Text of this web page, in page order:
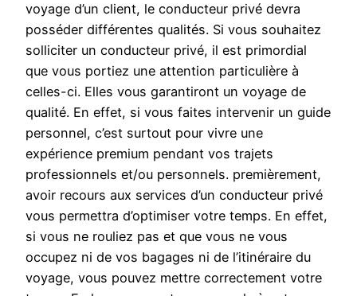
voyage d’un client, le conducteur privé devra
posséder différentes qualités. Si vous souhaitez
solliciter un conducteur privé, il est primordial
que vous portiez une attention particulière à
celles-ci. Elles vous garantiront un voyage de
qualité. En effet, si vous faites intervenir un guide
personnel, c’est surtout pour vivre une
expérience premium pendant vos trajets
professionnels et/ou personnels. premièrement,
avoir recours aux services d’un conducteur privé
vous permettra d’optimiser votre temps. En effet,
si vous ne rouliez pas et que vous ne vous
occupez ni de vos bagages ni de l’itinéraire du
voyage, vous pouvez mettre correctement votre